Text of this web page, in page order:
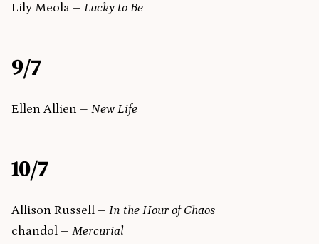
Lily Meola – Lucky to Be
9/7
Ellen Allien – New Life
10/7
Allison Russell – In the Hour of Chaos
chandol – Mercurial